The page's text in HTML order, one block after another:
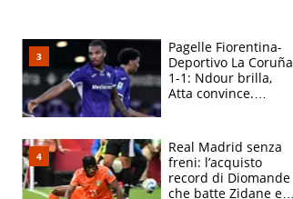
Pagelle Fiorentina-
Deportivo La Coruña
1-1: Ndour brilla,
Atta convince.
Real Madrid senza
freni: l’acquisto
record di Diomande
che batte Zidane e